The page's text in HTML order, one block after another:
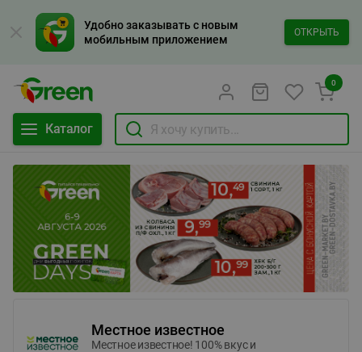
Удобно заказывать с новым
мобильным приложением
ОТКРЫТЬ
Каталог
0
Местное известное
Местное известное! 100% вкус и